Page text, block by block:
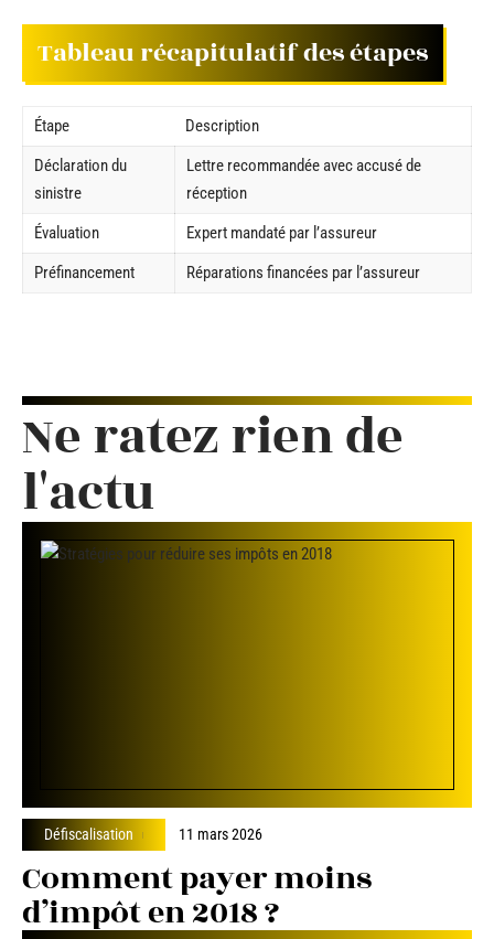
Tableau récapitulatif des étapes
Étape
Description
Déclaration du
sinistre
Lettre recommandée avec accusé de
réception
Évaluation
Expert mandaté par l’assureur
Préfinancement
Réparations financées par l’assureur
Ne ratez rien de
l'actu
Défiscalisation 11 mars 2026
Comment payer moins
d’impôt en 2018 ?